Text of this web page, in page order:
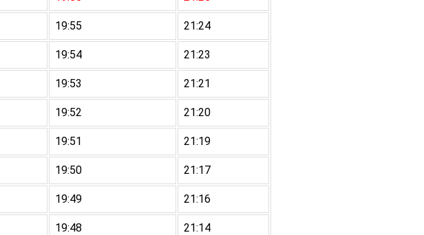
19:55 21:24
19:54 21:23
19:53 21:21
19:52 21:20
19:51 21:19
19:50 21:17
19:49 21:16
19:48 21:14